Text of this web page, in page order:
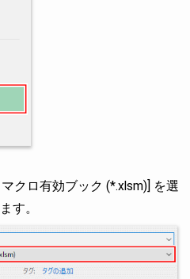
クロ有効ブック (*.xlsm)] を選
す。